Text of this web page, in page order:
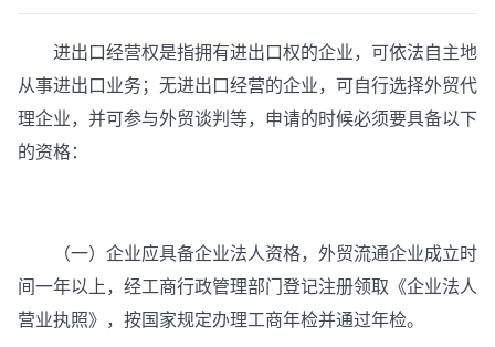
进出口经营权是指拥有进出口权的企业，可依法自主地
从事进出口业务；无进出口经营的企业，可自行选择外贸代
理企业，并可参与外贸谈判等，申请的时候必须要具备以下
的资格：
（一）企业应具备企业法人资格，外贸流通企业成立时
间一年以上，经工商行政管理部门登记注册领取《企业法人
营业执照》，按国家规定办理工商年检并通过年检。